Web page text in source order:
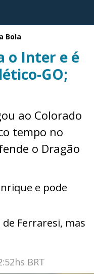
Bola
o Inter e é
GO;
ao Colorado
tempo no
o Dragão
e pode
Ferraresi, mas
BRT